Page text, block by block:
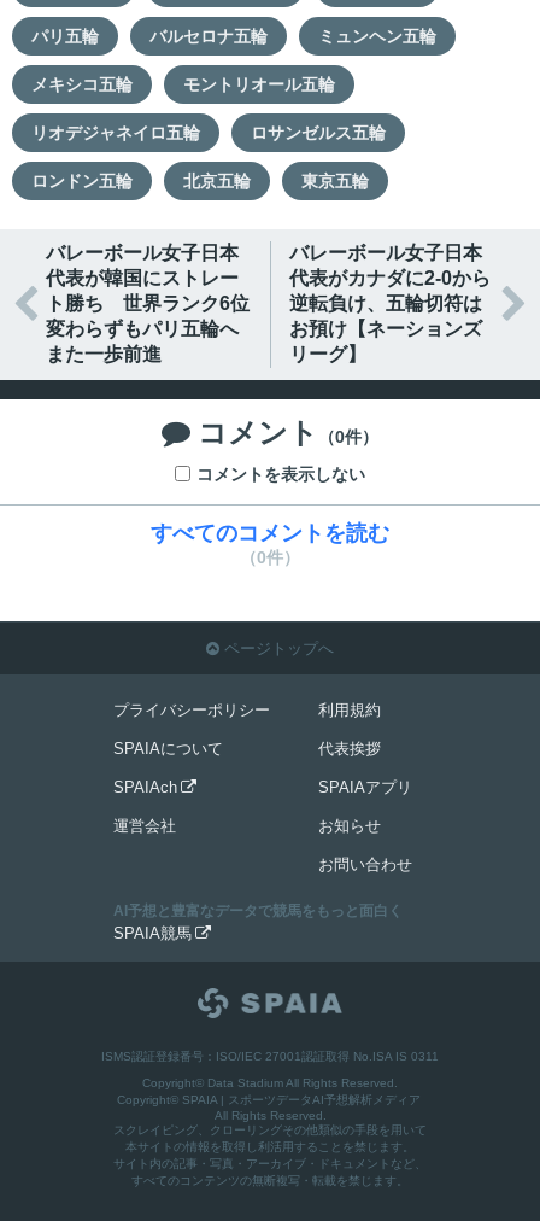
パリ五輪 バルセロナ五輪 ミュンヘン五輪
メキシコ五輪 モントリオール五輪
リオデジャネイロ五輪 ロサンゼルス五輪
ロンドン五輪 北京五輪 東京五輪

バレーボール女子日本
代表が韓国にストレー
ト勝ち 世界ランク6位
変わらずもパリ五輪へ
また一歩前進
バレーボール女子日本
代表がカナダに2-0から
逆転負け、五輪切符は
お預け【ネーションズ
リーグ】

 コメント
（0件）
コメントを表示しない
すべてのコメントを読む
（0件）
 ページトップへ
プライバシーポリシー
SPAIAについて
SPAIAch 
運営会社
利用規約
代表挨拶
SPAIAアプリ
お知らせ
お問い合わせ
AI予想と豊富なデータで競馬をもっと面白く
SPAIA競馬 
ISMS認証登録番号：ISO/IEC 27001認証取得 No.ISA IS 0311
Copyright© Data Stadium All Rights Reserved.
Copyright© SPAIA | スポーツデータAI予想解析メディア
All Rights Reserved.
スクレイピング、クローリングその他類似の手段を用いて
本サイトの情報を取得し利活用することを禁じます。
サイト内の記事・写真・アーカイブ・ドキュメントなど、
すべてのコンテンツの無断複写・転載を禁じます。